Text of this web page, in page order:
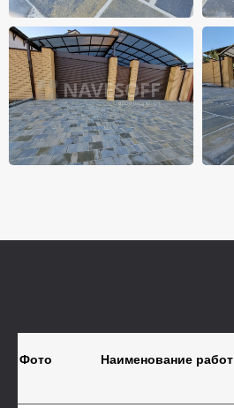
Фото Наименование работ